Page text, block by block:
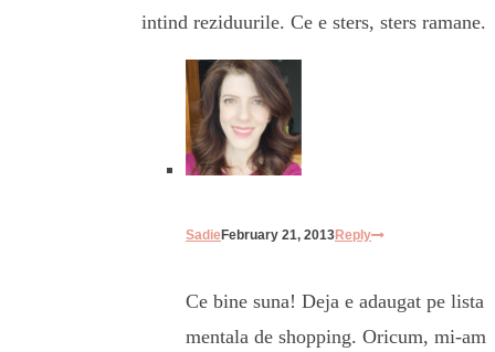
intind reziduurile. Ce e sters, sters ramane.
SadieFebruary 21, 2013Reply
Ce bine suna! Deja e adaugat pe lista
mentala de shopping. Oricum, mi-am